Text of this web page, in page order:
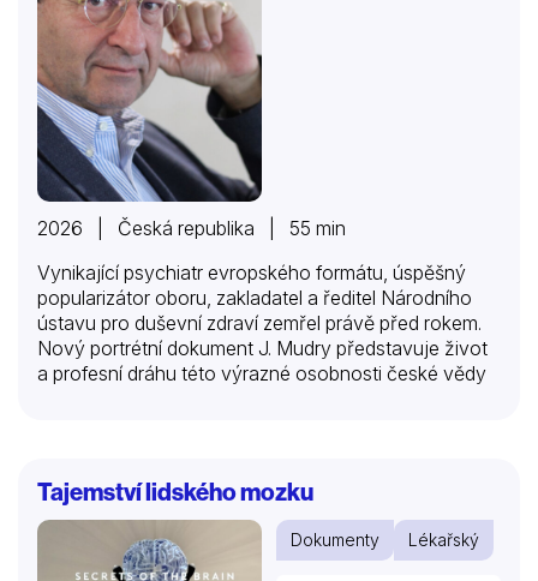
2026 | Česká republika | 55 min
Vynikající psychiatr evropského formátu, úspěšný
popularizátor oboru, zakladatel a ředitel Národního
ústavu pro duševní zdraví zemřel právě před rokem.
Nový portrétní dokument J. Mudry představuje život
a profesní dráhu této výrazné osobnosti české vědy
Tajemství lidského mozku
Dokumenty Lékařský